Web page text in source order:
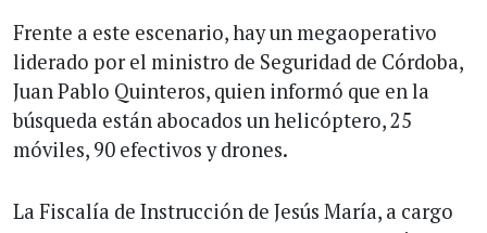
Frente a este escenario, hay un megaoperativo
liderado por el ministro de Seguridad de Córdoba,
Juan Pablo Quinteros, quien informó que en la
búsqueda están abocados un helicóptero, 25
móviles, 90 efectivos y drones.
La Fiscalía de Instrucción de Jesús María, a cargo